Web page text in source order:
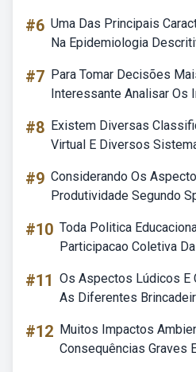
#6 Uma Das Principais
Na Epidemiologia
#7 Para Tomar Decisões
Interessante Analisar Os
#8 Existem Diversas
Virtual E Diversos
#9 Considerando Os
Produtividade Segundo
#10 Toda Politica
Participacao Coletiva
#11 Os Aspectos Lúdicos E
As Diferentes
#12 Muitos Impactos
Consequências Graves